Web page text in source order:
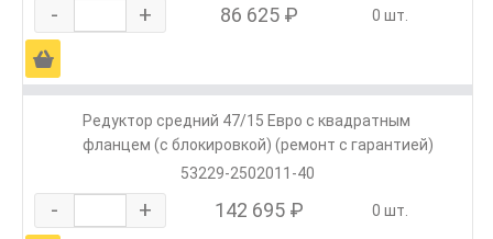
- + 86 625 ₽ 0 шт.
Ä
Редуктор средний 47/15 Евро с квадратным
фланцем (с блокировкой) (ремонт с гарантией)
53229-2502011-40
- + 142 695 ₽ 0 шт.